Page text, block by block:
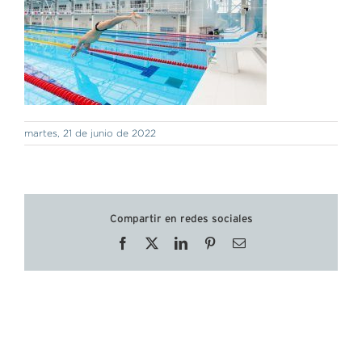
martes, 21 de junio de 2022
Compartir en redes sociales
Facebook LinkedInPinterestCorreo